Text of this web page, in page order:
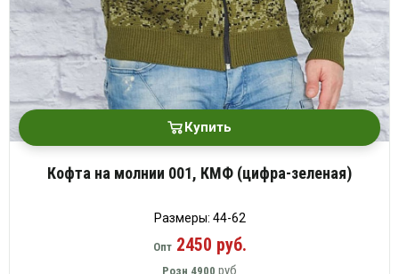
Купить
Кофта на молнии 001, КМФ (цифра-зеленая)
Размеры: 44-62
Опт2450 руб.
Розн 4900 руб